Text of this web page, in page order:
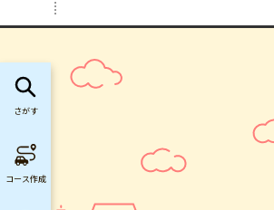
さがす
コース作成